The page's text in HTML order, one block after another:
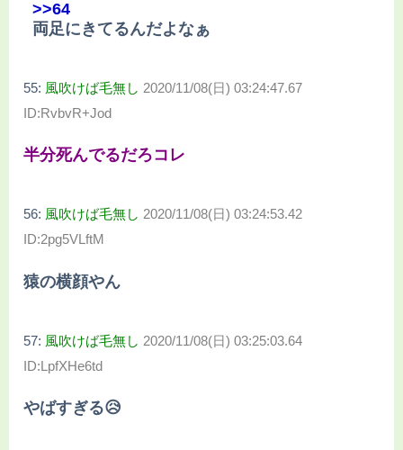
>>64
両足にきてるんだよなぁ
55: 風吹けば毛無し 2020/11/08(日) 03:24:47.67
ID:RvbvR+Jod
半分死んでるだろコレ
56: 風吹けば毛無し 2020/11/08(日) 03:24:53.42
ID:2pg5VLftM
猿の横顔やん
57: 風吹けば毛無し 2020/11/08(日) 03:25:03.64
ID:LpfXHe6td
やばすぎる😥